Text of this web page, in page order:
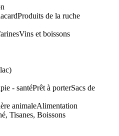
Produits de la ruche
Vins et boissons
- santéPrêt à porterSacs de
animaleAlimentation
Tisanes, Boissons